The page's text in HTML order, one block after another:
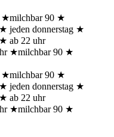
milchbar 90 ★
jeden donnerstag ★
ab 22 uhr
★ milchbar 90 ★
milchbar 90 ★
jeden donnerstag ★
ab 22 uhr
★ milchbar 90 ★